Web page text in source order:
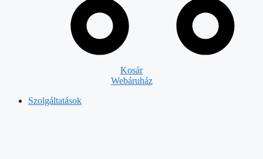
Kosár
Webáruház
Szolgáltatások